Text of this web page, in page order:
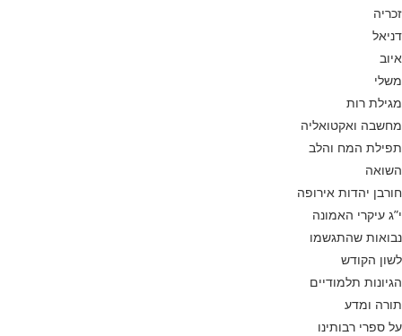
זכריה
דניאל
איוב
משלי
מגילת רות
מחשבה ואקטואליה
תפילת המח והלב
השואה
חורבן יהדות אירופה
י”ג עיקרי האמונה
נבואות שהתגשמו
לשון הקודש
הגיונות תלמודיים
תורה ומדע
על ספרי רבותינו